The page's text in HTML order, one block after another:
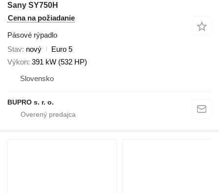
Sany SY750H
Cena na požiadanie
Pásové rýpadlo
Stav nový
Euro 5
Výkon 391 kW (532 HP)
Slovensko
BUPRO s. r. o.